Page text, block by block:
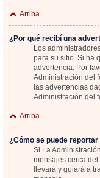
Arriba
¿Por qué recibí una
Los
para su sitio. Si ha
advertencia. Por
Administración del
las advertencias
Administración del
Arriba
¿Cómo se puede
Si La
mensajes cerca
llevará y guiará a